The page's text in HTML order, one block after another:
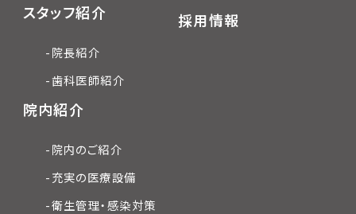
スタッフ紹介
-院長紹介
-歯科医師紹介
院内紹介
-院内のご紹介
-充実の医療設備
-衛生管理・感染対策
採用情報